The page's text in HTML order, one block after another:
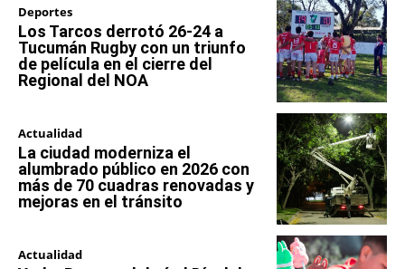
Deportes
Los Tarcos derrotó 26-24 a
Tucumán Rugby con un triunfo
de película en el cierre del
Regional del NOA
Actualidad
La ciudad moderniza el
alumbrado público en 2026 con
más de 70 cuadras renovadas y
mejoras en el tránsito
Actualidad